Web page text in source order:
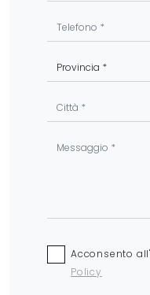
Acconsento
Policy